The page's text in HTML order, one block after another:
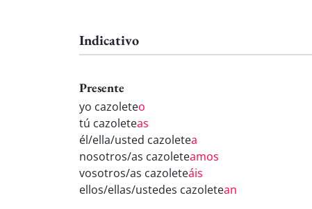
Indicativo
Presente
yo cazoleteo
tú cazoleteas
él/ella/usted cazoletea
nosotros/as cazoleteamos
vosotros/as cazoleteáis
ellos/ellas/ustedes cazoletean